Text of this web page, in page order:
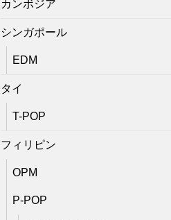
カンボジア
シンガポール
EDM
タイ
T-POP
フィリピン
OPM
P-POP